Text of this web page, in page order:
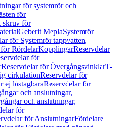
för systemrör och
för
skruv för
Geberit MeplaSystemrör
för Systemrör tappvatten,
RördelarKopplingarReservdelar
för
Reservdelar för ÖvergångsvinklarT-
cirkulationReservdelar för
ej löstagbaraReservdelar för
och anslutningar,
och anslutningar,
för
för AnslutningarFördelare